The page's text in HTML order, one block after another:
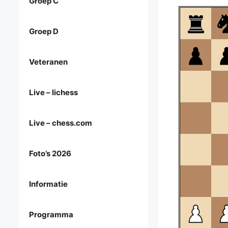
Groep D
Veteranen
Live – lichess
Live – chess.com
Foto’s 2026
Informatie
Programma